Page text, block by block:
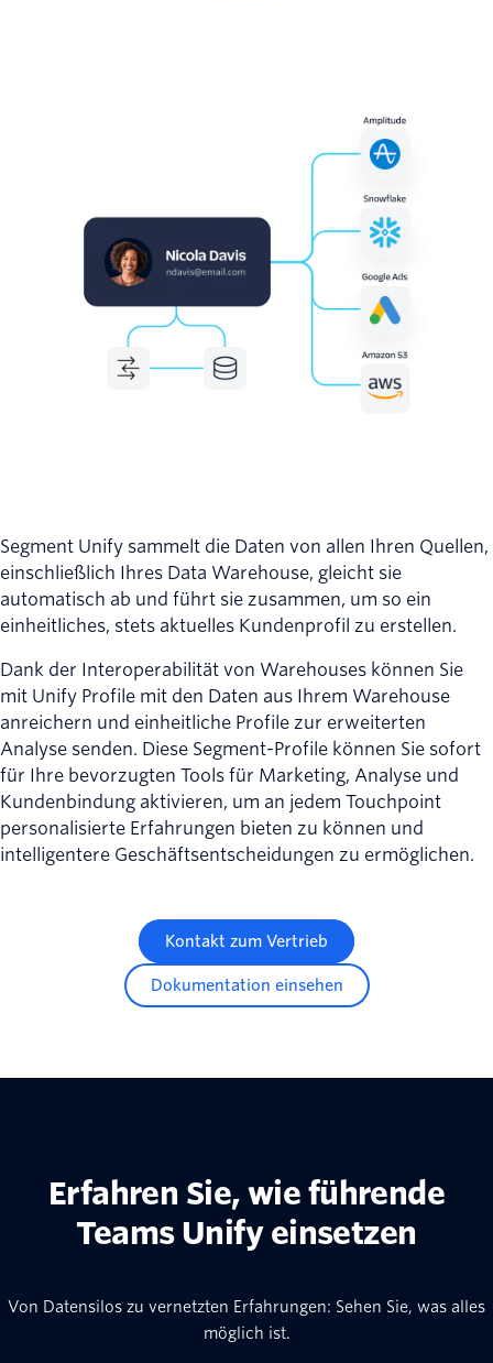
Segment Unify sammelt die Daten von allen Ihren Quellen,
einschließlich Ihres Data Warehouse, gleicht sie
automatisch ab und führt sie zusammen, um so ein
einheitliches, stets aktuelles Kundenprofil zu erstellen.
Dank der Interoperabilität von Warehouses können Sie
mit Unify Profile mit den Daten aus Ihrem Warehouse
anreichern und einheitliche Profile zur erweiterten
Analyse senden. Diese Segment-Profile können Sie sofort
für Ihre bevorzugten Tools für Marketing, Analyse und
Kundenbindung aktivieren, um an jedem Touchpoint
personalisierte Erfahrungen bieten zu können und
intelligentere Geschäftsentscheidungen zu ermöglichen.
Kontakt zum Vertrieb
Dokumentation einsehen
Erfahren Sie, wie führende
Teams Unify einsetzen
Von Datensilos zu vernetzten Erfahrungen: Sehen Sie, was alles
möglich ist.